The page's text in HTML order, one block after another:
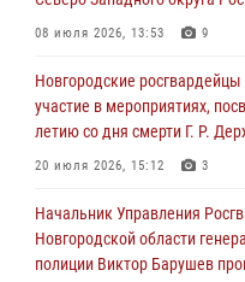
Новгородские призывники
Росгвардии.
30 июля 2026, 16:00 1
В Великом Новгороде
Росгвардии провели
линию»
30 июля 2026, 14:36 1
08 июля 2026, 13:53 9
Новгородские
участие в мероприятиях,
летию со дня смерти Г. Р.
20 июля 2026, 15:12 3
Начальник Управления
Новгородской области
полиции Виктор Барушев